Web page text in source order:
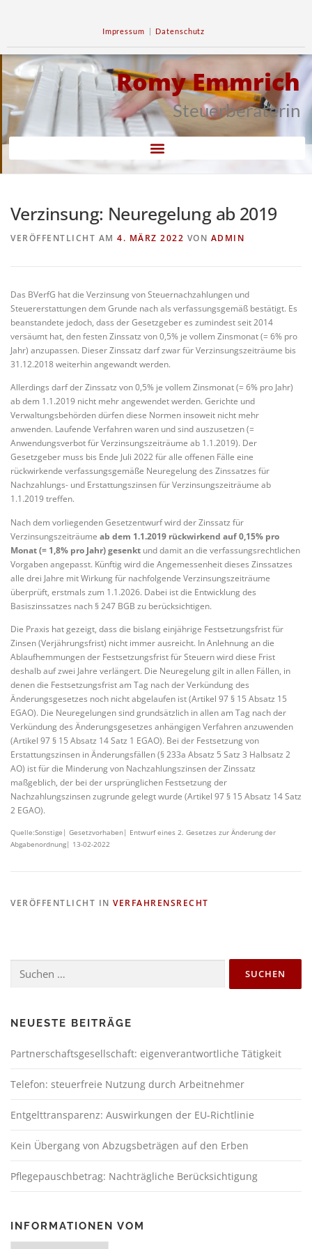
Impressum | Datenschutz
Romy Emmrich
Steuerberaterin
Verzinsung: Neuregelung ab 2019
VERÖFFENTLICHT AM 4. MÄRZ 2022 VON ADMIN
Das BVerfG hat die Verzinsung von Steuernachzahlungen und
Steuererstattungen dem Grunde nach als verfassungsgemäß bestätigt. Es
beanstandete jedoch, dass der Gesetzgeber es zumindest seit 2014
versäumt hat, den festen Zinssatz von 0,5% je vollem Zinsmonat (= 6% pro
Jahr) anzupassen. Dieser Zinssatz darf zwar für Verzinsungszeiträume bis
31.12.2018 weiterhin angewandt werden.
Allerdings darf der Zinssatz von 0,5% je vollem Zinsmonat (= 6% pro Jahr)
ab dem 1.1.2019 nicht mehr angewendet werden. Gerichte und
Verwaltungsbehörden dürfen diese Normen insoweit nicht mehr
anwenden. Laufende Verfahren waren und sind auszusetzen (=
Anwendungsverbot für Verzinsungszeiträume ab 1.1.2019). Der
Gesetzgeber muss bis Ende Juli 2022 für alle offenen Fälle eine
rückwirkende verfassungsgemäße Neuregelung des Zinssatzes für
Nachzahlungs- und Erstattungszinsen für Verzinsungszeiträume ab
1.1.2019 treffen.
Nach dem vorliegenden Gesetzentwurf wird der Zinssatz für
Verzinsungszeiträume ab dem 1.1.2019 rückwirkend auf 0,15% pro
Monat (= 1,8% pro Jahr) gesenkt und damit an die verfassungsrechtlichen
Vorgaben angepasst. Künftig wird die Angemessenheit dieses Zinssatzes
alle drei Jahre mit Wirkung für nachfolgende Verzinsungszeiträume
überprüft, erstmals zum 1.1.2026. Dabei ist die Entwicklung des
Basiszinssatzes nach § 247 BGB zu berücksichtigen.
Die Praxis hat gezeigt, dass die bislang einjährige Festsetzungsfrist für
Zinsen (Verjährungsfrist) nicht immer ausreicht. In Anlehnung an die
Ablaufhemmungen der Festsetzungsfrist für Steuern wird diese Frist
deshalb auf zwei Jahre verlängert. Die Neuregelung gilt in allen Fällen, in
denen die Festsetzungsfrist am Tag nach der Verkündung des
Änderungsgesetzes noch nicht abgelaufen ist (Artikel 97 § 15 Absatz 15
EGAO). Die Neuregelungen sind grundsätzlich in allen am Tag nach der
Verkündung des Änderungsgesetzes anhängigen Verfahren anzuwenden
(Artikel 97 § 15 Absatz 14 Satz 1 EGAO). Bei der Festsetzung von
Erstattungszinsen in Änderungsfällen (§ 233a Absatz 5 Satz 3 Halbsatz 2
AO) ist für die Minderung von Nachzahlungszinsen der Zinssatz
maßgeblich, der bei der ursprünglichen Festsetzung der
Nachzahlungszinsen zugrunde gelegt wurde (Artikel 97 § 15 Absatz 14 Satz
2 EGAO).
Quelle:Sonstige| Gesetzvorhaben| Entwurf eines 2. Gesetzes zur Änderung der
Abgabenordnung| 13-02-2022
VERÖFFENTLICHT IN VERFAHRENSRECHT
NEUESTE BEITRÄGE
Partnerschaftsgesellschaft: eigenverantwortliche Tätigkeit
Telefon: steuerfreie Nutzung durch Arbeitnehmer
Entgelttransparenz: Auswirkungen der EU-Richtlinie
Kein Übergang von Abzugsbeträgen auf den Erben
Pflegepauschbetrag: Nachträgliche Berücksichtigung
INFORMATIONEN VOM